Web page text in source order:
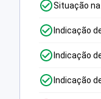
Situação
Indicação
Indicação
Indicação